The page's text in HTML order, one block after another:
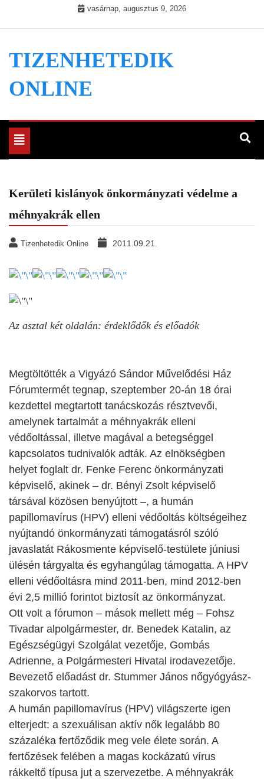
vasárnap, augusztus 9, 2026
TIZENHETEDIK
ONLINE
Toggle
navigation
Kerületi kislányok önkormányzati védelme a
méhnyakrák ellen
Tizenhetedik Online 2011.09.21.
Az asztal két oldalán: érdeklődők és előadók
Megtöltötték a Vigyázó Sándor Művelődési Ház
Fórumtermét tegnap, szeptember 20-án 18 órai
kezdettel megtartott tanácskozás résztvevői,
amelynek tartalmát a méhnyakrák elleni
védőoltással, illetve magával a betegséggel
kapcsolatos tudnivalók adták. Az elnökségben
helyet foglalt dr. Fenke Ferenc önkormányzati
képviselő, akinek – dr. Bényi Zsolt képviselő
társával közösen benyújtott –, a humán
papillomavírus (HPV) elleni védőoltás költségeihez
nyújtandó önkormányzati támogatásról szóló
javaslatát Rákosmente képviselő-testülete júniusi
ülésén tárgyalta és egyhangúlag támogatta. A HPV
elleni védőoltásra mind 2011-ben, mind 2012-ben
évi 2,5 millió forintot biztosít az önkormányzat.
Ott volt a fórumon – mások mellett még – Fohsz
Tivadar alpolgármester, dr. Benedek Katalin, az
Egészségügyi Szolgálat vezetője, Gombás
Adrienne, a Polgármesteri Hivatal irodavezetője.
Bevezető előadást dr. Stummer János nőgyógyász-
szakorvos tartott.
A humán papillomavírus (HPV) világszerte igen
elterjedt: a szexuálisan aktív nők legalább 80
százaléka fertőződik meg vele élete során. A
fertőzések felében a magas kockázatú vírus
rákkeltő típusa jut a szervezetbe. A méhnyakrák